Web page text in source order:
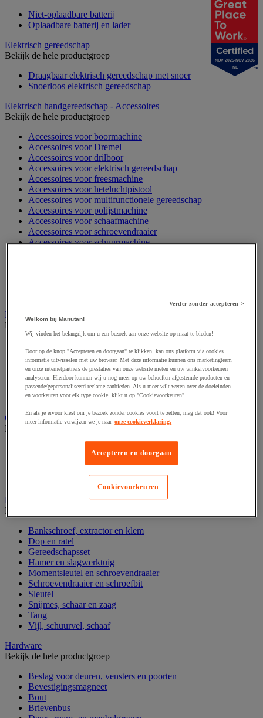
Niet-oplaadbare batterij
Oplaadbare batterij en lader
Elektrisch gereedschap
Bekijk de hele productgroep
Draagbaar elektrisch gereedschap met snoer
Snoerloos elektrisch gereedschap
Elektrisch handgereedschap - Accessoires
Bekijk de hele productgroep
Accessoires voor boormachine
Accessoires voor Dremel
Accessoires voor drilboor
Accessoires voor elektrisch gereedschap
Accessoires voor freesmachine
Accessoires voor heteluchtpistool
Accessoires voor multifunctionele gereedschap
Accessoires voor polijstmachine
Accessoires voor schaafmachine
Accessoires voor schroevendraaier
Accessoires voor schuurmachine
Elektrische toebehoren en verlichting
Bekijk de hele productgroep
Batterij, oplader en kabel
Elektrische kabel
Elektrische uitrusting
Verlengsnoer, stekkerdoos en kapelhaspel
Wandcontactdoos en schakelaar
Gereedschap opbergen
Bekijk de hele productgroep
Assortimentsdoos en gereedschapkoffer
Gereedschapskist en opbergtas
Handgereedschap
Bekijk de hele productgroep
Bankschroef, extractor en klem
Dop en ratel
Gereedschapsset
Hamer en slagwerktuig
Momentsleutel en schroevendraaier
Schroevendraaier en schroefbit
Sleutel
Snijmes, schaar en zaag
Tang
Vijl, schuurvel, schaaf
Hardware
Bekijk de hele productgroep
Beslag voor deuren, vensters en poorten
Bevestigingsmagneet
Bout
Brievenbus
NOV 2025-NOV 2026
NL
Verder zonder accepteren >
Welkom bij Manutan!
Wij vinden het belangrijk om u een bezoek aan onze website op maat te bieden!
Door op de knop "Accepteren en doorgaan" te klikken, kan ons platform via cookies
informatie uitwisselen met uw browser. Met deze informatie kunnen ons marketingteam
en onze internetpartners de prestaties van onze website meten en uw winkelvoorkeuren
analyseren. Hierdoor kunnen wij u nog meer op uw behoeften afgestemde producten en
passende/gepersonaliseerd reclame aanbieden. Als u meer wilt weten over de doeleinden
en voorkeuren voor elk type cookie, klikt u op "Cookievoorkeuren".
En als je ervoor kiest om je bezoek zonder cookies voort te zetten, mag dat ook! Voor
meer informatie verwijzen we je naar onze cookieverklaring.
Accepteren en doorgaan
Cookievoorkeuren